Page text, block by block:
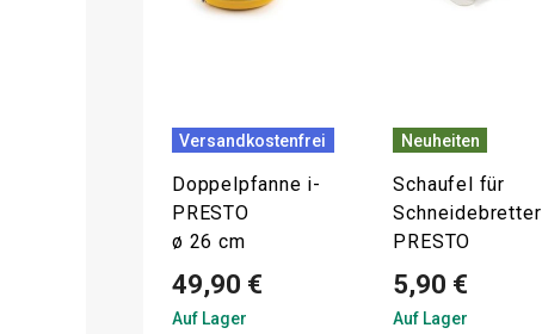
Versandkostenfrei
Doppelpfanne i-
PRESTO
ø 26 cm
49,90 €
Auf Lager
Neuheiten
Schaufel für
Schneidebretter
PRESTO
5,90 €
Auf Lager